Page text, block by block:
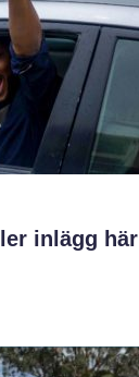
inlägg här